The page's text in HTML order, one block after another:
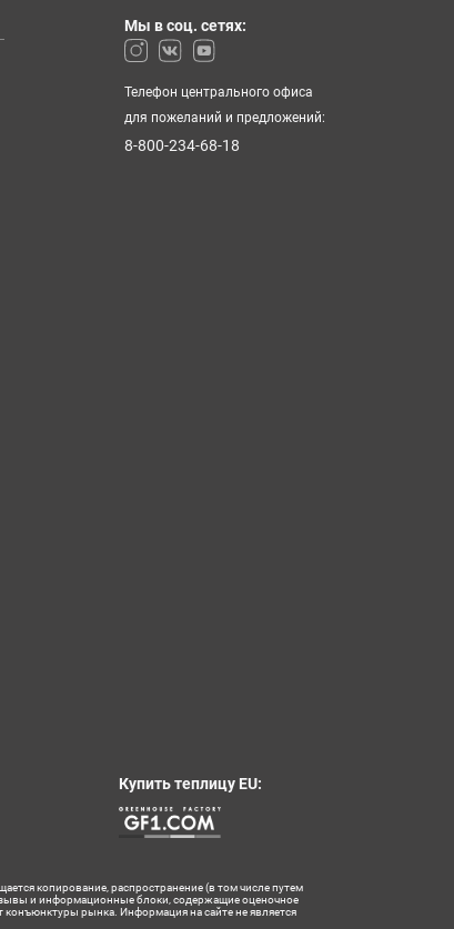
Мы в соц. сетях:
Телефон центрального офиса
для пожеланий и предложений:
8-800-234-68-18
Купить теплицу EU:
копирование, распространение (в том числе путем
и информационные блоки, содержащие оценочное
конъюнктуры рынка. Информация на сайте не является